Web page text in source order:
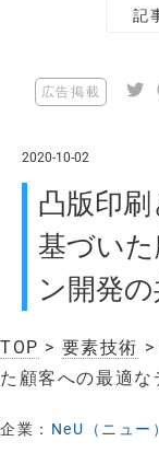
記
広告掲載
2020-10-02
凸版印
基づい
ン開発
TOP > 要素技術
た顧客への最適
企業： NeU（ニュー